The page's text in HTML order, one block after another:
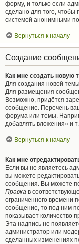
форму, и только если
сделано для того, чтобы
системой анонимными
Вернуться к началу
Создание
Как мне создать новую
Для создания новой
Для размещения
Возможно, придётся
сообщение. Перечень
форума или темы.
добавлять вложения» и
Вернуться к началу
Как мне
Если вы не являетесь
вы можете
сообщения. Вы можете
Правка в
ограниченного времени
сообщение, то под ним
показывает количество
Эта надпись не
администратор или
сделанных изменениях